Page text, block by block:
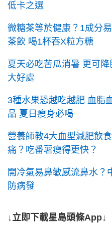
低卡之選
微糖茶等於健康？1成分
茶飲 喝1杯吞X粒方糖
夏天必吃苦瓜消暑 更可
大好處
3種水果恐越吃越肥 血脂
品 夏日瘦身必喝
營養師教4大血型減肥飲
痛？吃番薯瘦得更快？
開冷氣易鼻敏感流鼻水？
防病發
↓立即下載星島頭條App↓